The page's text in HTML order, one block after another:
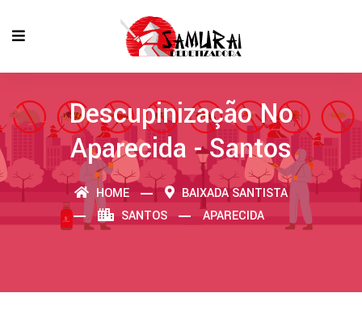
Descupinização No
Aparecida - Santos
HOME
BAIXADA SANTISTA
SANTOS
APARECIDA